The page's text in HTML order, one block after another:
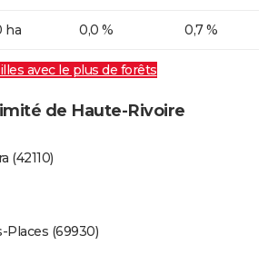
ha 0,0 % 0,7 %
avec le plus de forêts
de Haute-Rivoire
(42110)
(69930)